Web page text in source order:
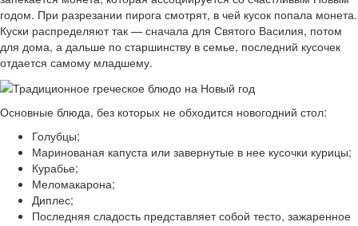
годом. При разрезании пирога смотрят, в чей кусок попала монета.
Куски распределяют так — сначала для Святого Василия, потом
для дома, а дальше по старшинству в семье, последний кусочек
отдается самому младшему.
Основные блюда, без которых не обходится новогодний стол:
Голубцы;
Маринованая капуста или завернутые в нее кусочки курицы;
Курабье;
Меломакарона;
Диплес;
Последняя сладость представляет собой тесто, зажаренное